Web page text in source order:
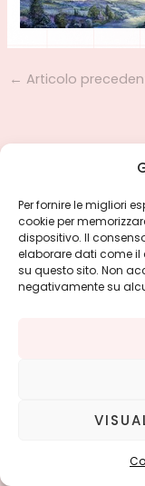
Per fornire le migliori
cookie per
dispositivo. Il
elaborare dati come
su questo sito. Non
negativamente su
← Articolo